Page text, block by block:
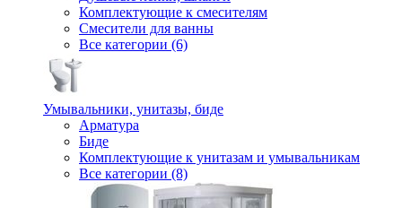
Комплектующие к смесителям
Смесители для ванны
Все категории (6)
Умывальники, унитазы, биде
Арматура
Биде
Комплектующие к унитазам и умывальникам
Все категории (8)